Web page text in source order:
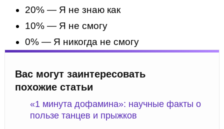
20% — Я не знаю как
10% — Я не смогу
0% — Я никогда не смогу
Вас могут заинтересовать
похожие статьи
«1 минута дофамина»: научные факты о
пользе танцев и прыжков